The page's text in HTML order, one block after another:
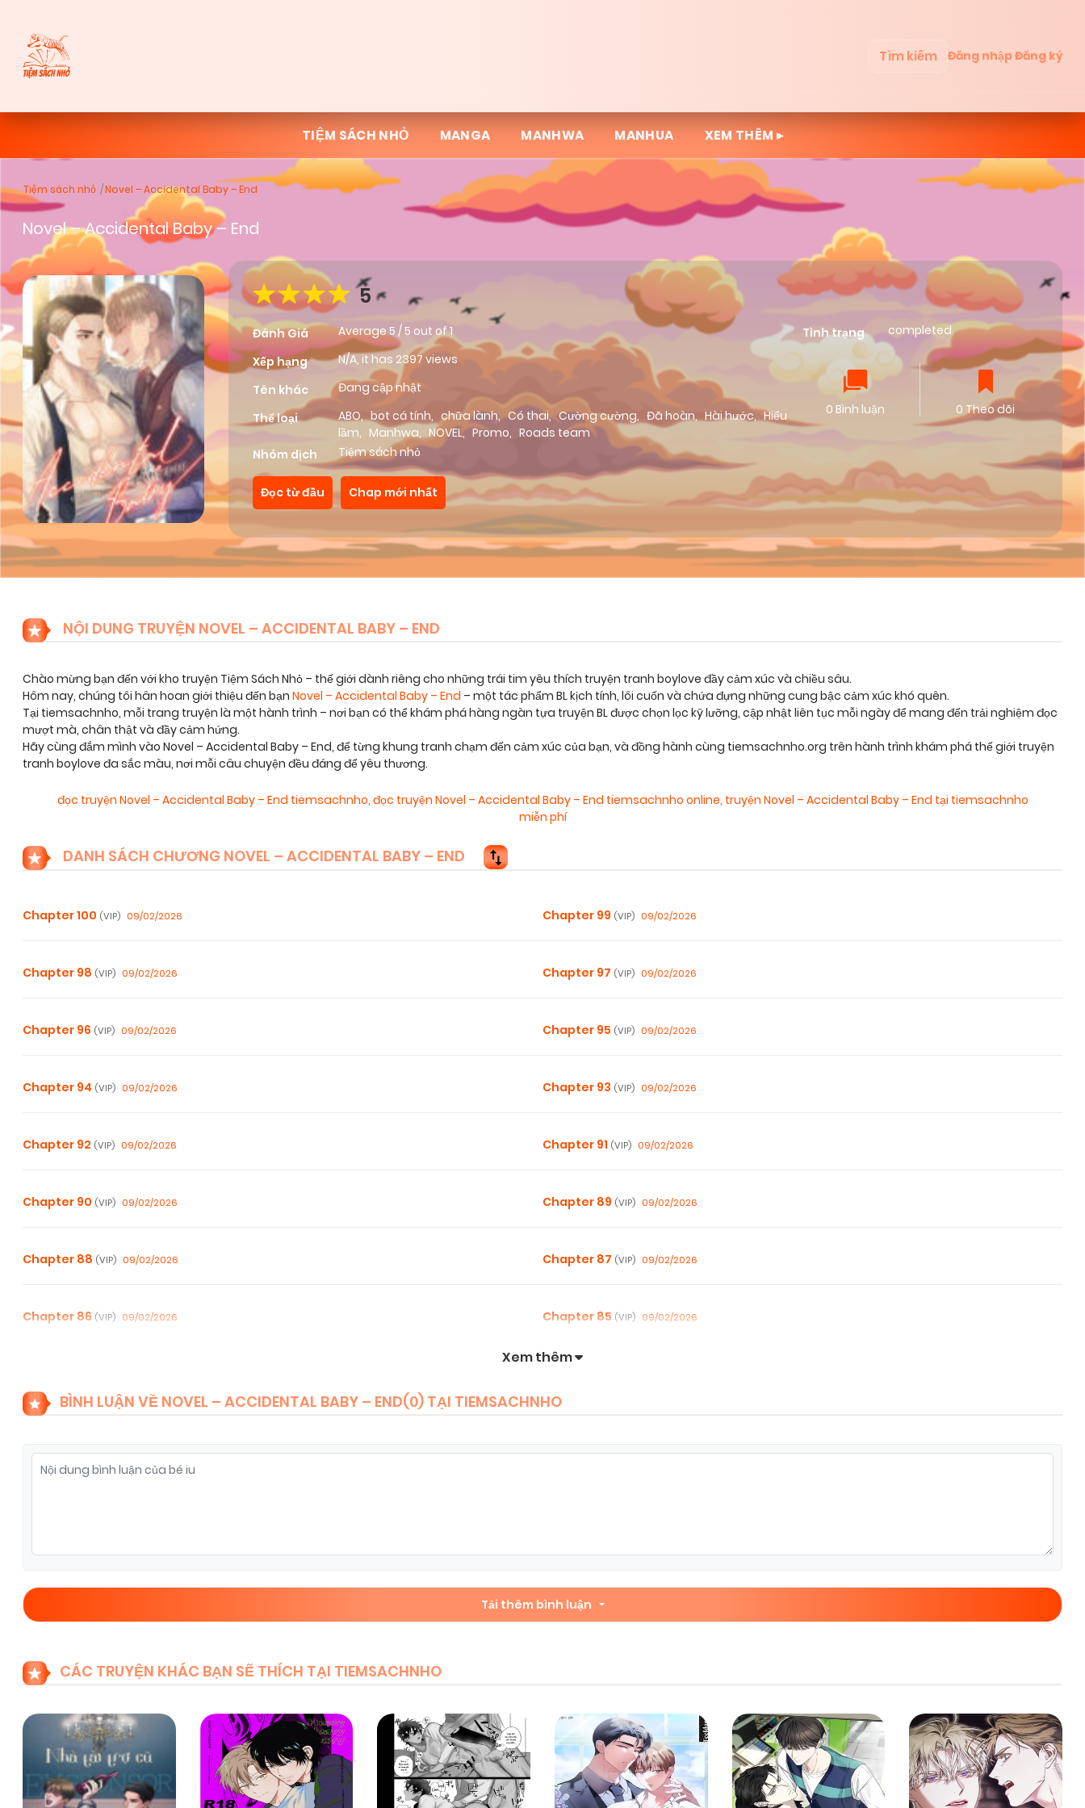
Tìm kiếm Đăng nhậpĐăng ký
TIỆM SÁCH NHỎ MANGA MANHWA MANHUA XEM THÊM ▸
Tiệm sách nhỏ Novel – Accidental Baby – End
Novel – Accidental Baby – End
5
Đánh Giá Average5 /5 out of1
Xếp hạng
N/A, it has 2397 views
Tên khác
Đang cập nhật
Thể loại
ABO, bot cá tính, chữa lành, Có thai, Cường cường, Đã hoàn, Hài hước, Hiểu
lầm, Manhwa, NOVEL, Promo, Roads team
Nhóm dịch
Tiệm sách nhỏ
Tình trạng completed
0 Bình luận 0 Theo dõi
Đọc từ đầu Chap mới nhất
NỘI DUNG TRUYỆN NOVEL – ACCIDENTAL BABY – END
Chào mừng bạn đến với kho truyện Tiệm Sách Nhỏ – thế giới dành riêng cho những trái tim yêu thích truyện tranh boylove đầy cảm xúc và chiều sâu.
Hôm nay, chúng tôi hân hoan giới thiệu đến bạn Novel – Accidental Baby – End – một tác phẩm BL kịch tính, lôi cuốn và chứa đựng những cung bậc cảm xúc khó quên.
Tại tiemsachnho, mỗi trang truyện là một hành trình – nơi bạn có thể khám phá hàng ngàn tựa truyện BL được chọn lọc kỹ lưỡng, cập nhật liên tục mỗi ngày để mang đến trải nghiệm đọc
mượt mà, chân thật và đầy cảm hứng.
Hãy cùng đắm mình vào Novel – Accidental Baby – End, để từng khung tranh chạm đến cảm xúc của bạn, và đồng hành cùng tiemsachnho.org trên hành trình khám phá thế giới truyện
tranh boylove đa sắc màu, nơi mỗi câu chuyện đều đáng để yêu thương.
đọc truyện Novel – Accidental Baby – End tiemsachnho, đọc truyện Novel – Accidental Baby – End tiemsachnho online, truyện Novel – Accidental Baby – End tại tiemsachnho
miễn phí
DANH SÁCH CHƯƠNG NOVEL – ACCIDENTAL BABY – END
Chapter 100 (VIP) 09/02/2026 Chapter 99 (VIP) 09/02/2026
Chapter 98 (VIP) 09/02/2026 Chapter 97 (VIP) 09/02/2026
Chapter 96 (VIP) 09/02/2026 Chapter 95 (VIP) 09/02/2026
Chapter 94 (VIP) 09/02/2026 Chapter 93 (VIP) 09/02/2026
Chapter 92 (VIP) 09/02/2026 Chapter 91 (VIP) 09/02/2026
Chapter 90 (VIP) 09/02/2026 Chapter 89 (VIP) 09/02/2026
Chapter 88 (VIP) 09/02/2026 Chapter 87 (VIP) 09/02/2026
Chapter 86 (VIP) 09/02/2026 Chapter 85 (VIP) 09/02/2026
Chapter 76 Chapter 75
Chapter 74 09/02/2026
Chapter 72(VIP) 09/02/2026 Chapter 71(VIP) 09/02/2026
Chapter 70(VIP) 09/02/2026 Chapter 69(VIP) 09/02/2026
Xem thêm
BÌNH LUẬN VỀ NOVEL – ACCIDENTAL BABY – END(0) TẠI TIEMSACHNHO
Tải thêm bình luận
CÁC TRUYỆN KHÁC BẠN SẼ THÍCH TẠI TIEMSACHNHO